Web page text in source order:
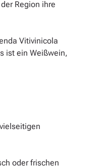
Region ihre
Vitivinicola
ist ein Weißwein,
oder frischen